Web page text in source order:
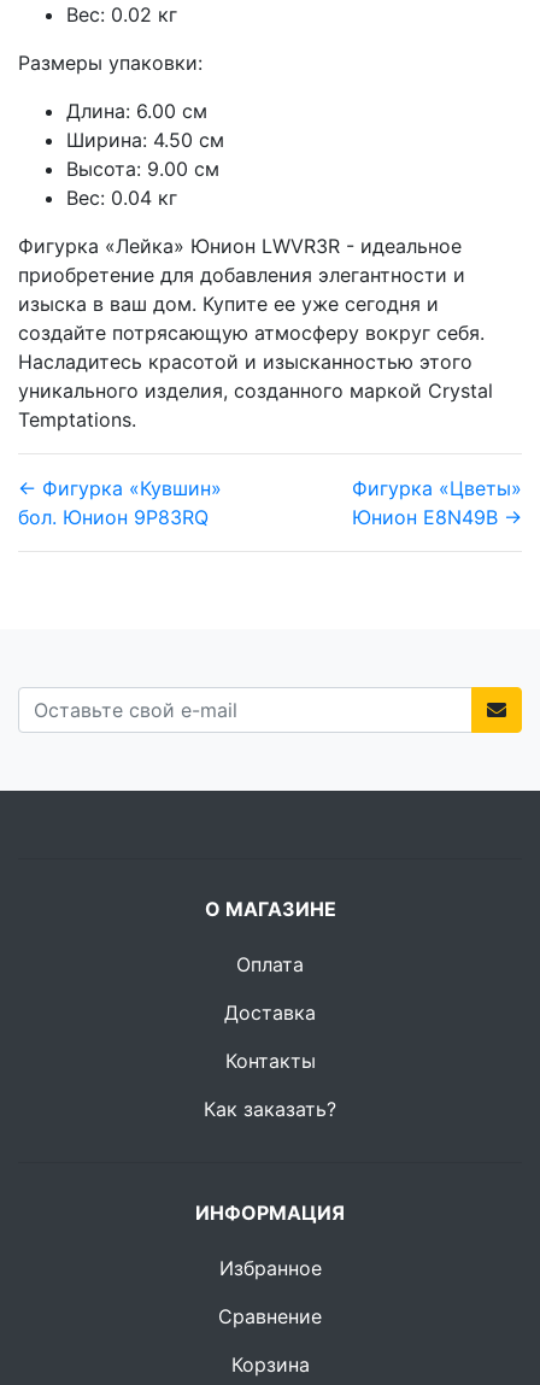
Вес: 0.02 кг
Размеры упаковки:
Длина: 6.00 см
Ширина: 4.50 см
Высота: 9.00 см
Вес: 0.04 кг
Фигурка «Лейка» Юнион LWVR3R - идеальное
приобретение для добавления элегантности и
изыска в ваш дом. Купите ее уже сегодня и
создайте потрясающую атмосферу вокруг себя.
Насладитесь красотой и изысканностью этого
уникального изделия, созданного маркой Crystal
Temptations.
← Фигурка «Кувшин»
бол. Юнион 9P83RQ
Фигурка «Цветы»
Юнион E8N49B →
О МАГАЗИНЕ
Оплата
Доставка
Контакты
Как заказать?
ИНФОРМАЦИЯ
Избранное
Сравнение
Корзина